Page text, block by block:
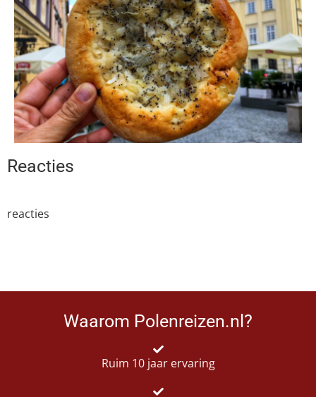
Reacties
reacties
Waarom Polenreizen.nl?
Ruim 10 jaar ervaring